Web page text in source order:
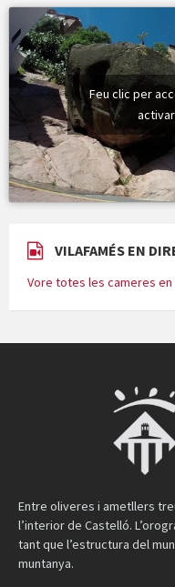
Feu clic per
VILAFAMÉS EN
Vore totes les cameres
Entre oliveres i ametllers
l’interior de Castelló.
tant que l’estructura del
muntanya.